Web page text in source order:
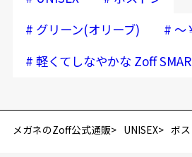
# グリーン(オリーブ) # ～
# 軽くてしなやかな Zoff
メガネのZoff公式通販 UNISEX ボ